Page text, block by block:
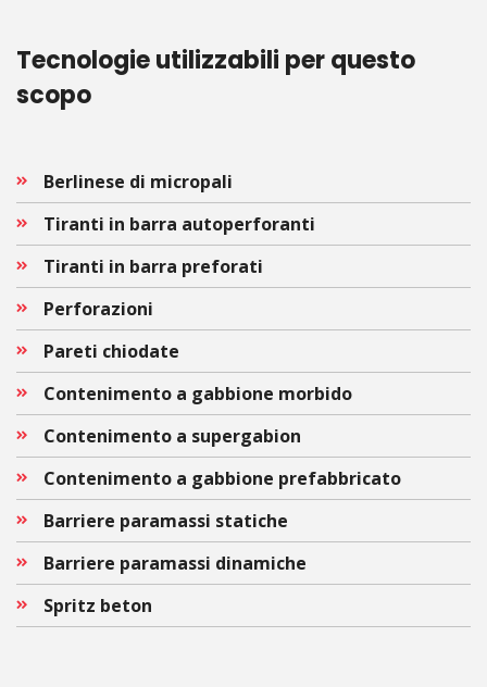
Tecnologie utilizzabili per questo
scopo
Berlinese di micropali
Tiranti in barra autoperforanti
Tiranti in barra preforati
Perforazioni
Pareti chiodate
Contenimento a gabbione morbido
Contenimento a supergabion
Contenimento a gabbione prefabbricato
Barriere paramassi statiche
Barriere paramassi dinamiche
Spritz beton